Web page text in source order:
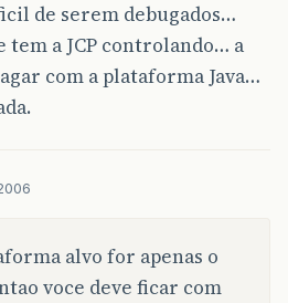
de serem debugados…
tem a JCP controlando… a
com a plataforma Java…
alvo for apenas o
voce deve ficar com